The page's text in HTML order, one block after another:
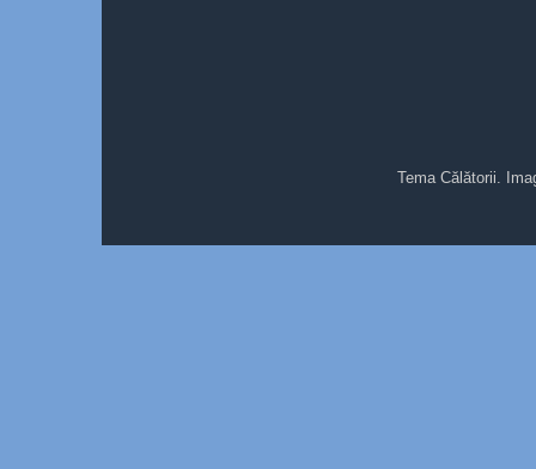
Tema Călătorii.